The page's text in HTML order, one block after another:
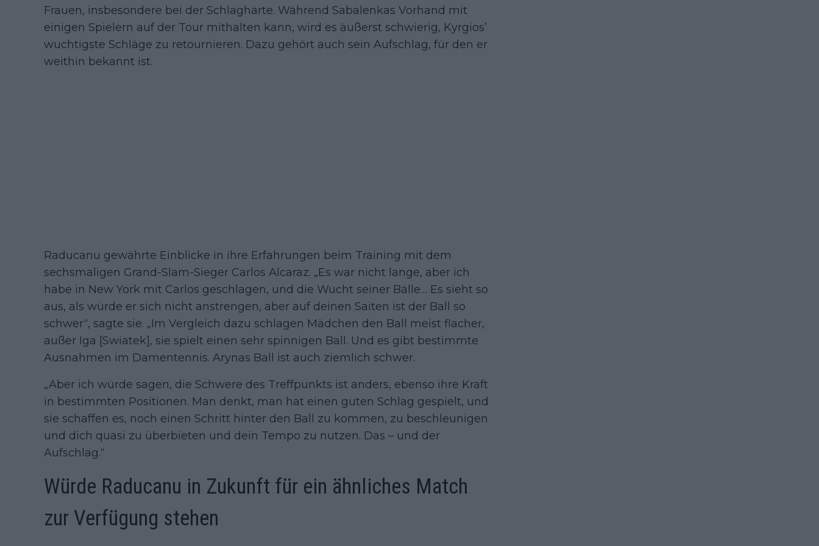
Frauen, insbesondere bei der Schlaghärte. Während Sabalenkas Vorhand mit
einigen Spielern auf der Tour mithalten kann, wird es äußerst schwierig, Kyrgios’
wuchtigste Schläge zu retournieren. Dazu gehört auch sein Aufschlag, für den er
weithin bekannt ist.
Raducanu gewährte Einblicke in ihre Erfahrungen beim Training mit dem
sechsmaligen Grand-Slam-Sieger Carlos Alcaraz. „Es war nicht lange, aber ich
habe in New York mit Carlos geschlagen, und die Wucht seiner Bälle… Es sieht so
aus, als würde er sich nicht anstrengen, aber auf deinen Saiten ist der Ball so
schwer“, sagte sie. „Im Vergleich dazu schlagen Mädchen den Ball meist flacher,
außer Iga [Swiatek], sie spielt einen sehr spinnigen Ball. Und es gibt bestimmte
Ausnahmen im Damentennis. Arynаs Ball ist auch ziemlich schwer.
„Aber ich würde sagen, die Schwere des Treffpunkts ist anders, ebenso ihre Kraft
in bestimmten Positionen. Man denkt, man hat einen guten Schlag gespielt, und
sie schaffen es, noch einen Schritt hinter den Ball zu kommen, zu beschleunigen
und dich quasi zu überbieten und dein Tempo zu nutzen. Das – und der
Aufschlag.“
Würde Raducanu in Zukunft für ein ähnliches Match
zur Verfügung stehen